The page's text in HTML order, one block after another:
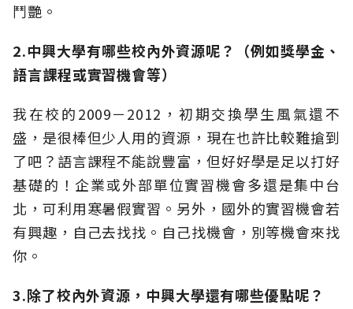
鬥艷。
2.中興大學有哪些校內外資源呢？（例如獎學金、
語言課程或實習機會等）
我在校的2009－2012，初期交換學生風氣還不
盛，是很棒但少人用的資源，現在也許比較難搶到
了吧？語言課程不能說豐富，但好好學是足以打好
基礎的！企業或外部單位實習機會多還是集中台
北，可利用寒暑假實習。另外，國外的實習機會若
有興趣，自己去找找。自己找機會，別等機會來找
你。
3.除了校內外資源，中興大學還有哪些優點呢？